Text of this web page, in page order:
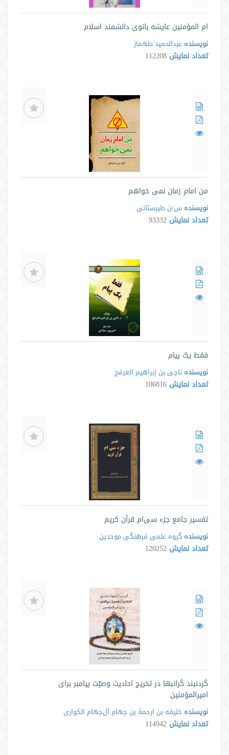
ام المؤمنین عایشه بانوی دانشمند اسلام
نویسنده عبدالحمید طهماز
تعداد نمایش 112208
من امام زمان نمی خواهم
نویسنده س/ن طبرستانی
تعداد نمایش 93332
فقط یک پیام
نویسنده ناجی بن إبراهیم العرفج
تعداد نمایش 106816
تفسیر جامع جزء سی‌ام قرآن کریم
نویسنده گروه علمی فرهنگی موحدین
تعداد نمایش 120252
گردنبند گرانبها در تخریج احادیث وصیّت پیامبر برای
امیرالمؤمنین
نویسنده خلیفه بن ارحمة بن جهام آل‌جهام الکواری
تعداد نمایش 114942